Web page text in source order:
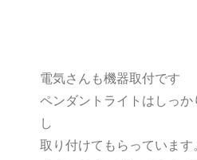
電気さんも機器取付です
ペンダントライトはしっ
し
取り付けてもらっています